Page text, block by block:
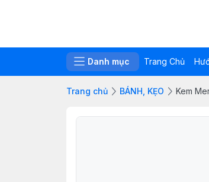
Danh mục Trang Chủ
Trang chủ BÁNH, KẸO Kem